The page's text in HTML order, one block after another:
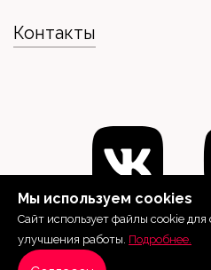
Контакты
Мы используем cookies
Сайт использует файлы cookie для
улучшения работы. Подробнее.